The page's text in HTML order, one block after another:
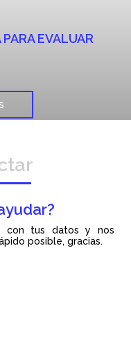
EVALUAR
con tus datos y nos
posible, gracias.